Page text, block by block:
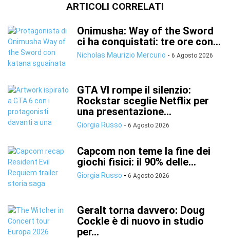
ARTICOLI CORRELATI
Onimusha: Way of the Sword
ci ha conquistati: tre ore con...
Nicholas Maurizio Mercurio - 6 Agosto 2026
GTA VI rompe il silenzio:
Rockstar sceglie Netflix per
una presentazione...
Giorgia Russo - 6 Agosto 2026
Capcom non teme la fine dei
giochi fisici: il 90% delle...
Giorgia Russo - 6 Agosto 2026
Geralt torna davvero: Doug
Cockle è di nuovo in studio
per...